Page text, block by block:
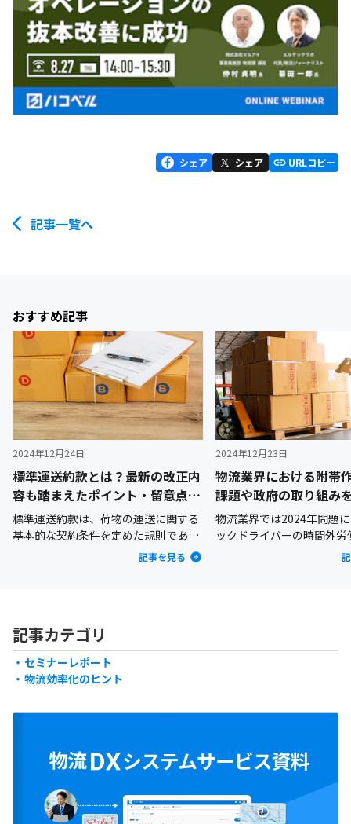
シェア シェア URLコピー
記事一覧へ
おすすめ記事
2024年12月24日
標準運送約款とは？最新の改正内
容も踏まえたポイント・留意点を
詳しく解説
標準運送約款は、荷物の運送に関する
基本的な契約条件を定めた規則であ
り、荷主企業と運送事業者業者との間
にとって重要な運送契約の変更が加え
られ、業務運営やリスク管理に新たな
対応が求められるようになりました。
そこで本記事では、標準運送約款の概
企業への影響について、今後の対応策
記事を見る
2024年12月23日
物流業界における附帯
課題や政府の取り組み
説
物流業界では2024年問題
ックドライバーの時間外
れることとなり、働き方
負担軽減や長時間労働の改
でしょう。本記事では、附
説します。
記事カテゴリ
セミナーレポート
物流効率化のヒント